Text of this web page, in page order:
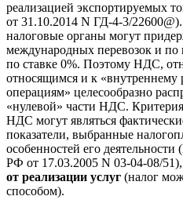
реализацией экспортируемых
от 31.10.2014 N ГД-4-3/
налоговые органы могут
международных перевозок и
по ставке 0%. Поэтому НДС,
относящимся и к
операциям» целесообразно
«нулевой» части НДС.
НДС могут являться
показатели, выбранные
особенностей его
РФ от 17.03.2005 N 03-04-08/51),
от реализации услуг (налог
способом).